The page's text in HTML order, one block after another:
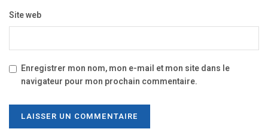
Site web
Enregistrer mon nom, mon e-mail et mon site dans le
navigateur pour mon prochain commentaire.